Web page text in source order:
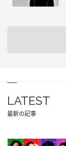
LATEST
最新の記事